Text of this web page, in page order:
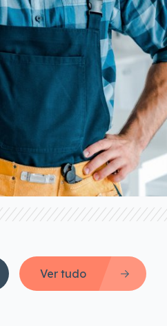
Ver tudo